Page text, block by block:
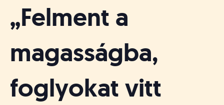
„Felment a
magasságba,
foglyokat vitt